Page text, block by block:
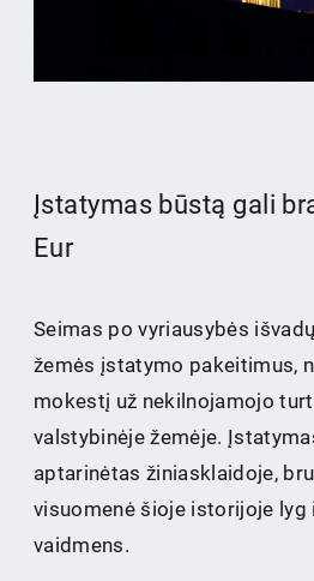
Įstatymas būstą gali
Eur
Seimas po vyriausybės
žemės įstatymo pakeitimus,
mokestį už nekilnojamojo
valstybinėje žemėje.
aptarinėtas žiniasklaidoje,
visuomenė šioje istorijoje lyg
vaidmens.